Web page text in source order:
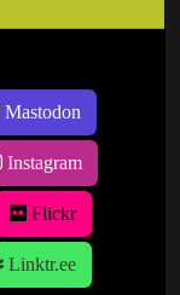
Mastodon
Instagram
Flickr
Linktr.ee